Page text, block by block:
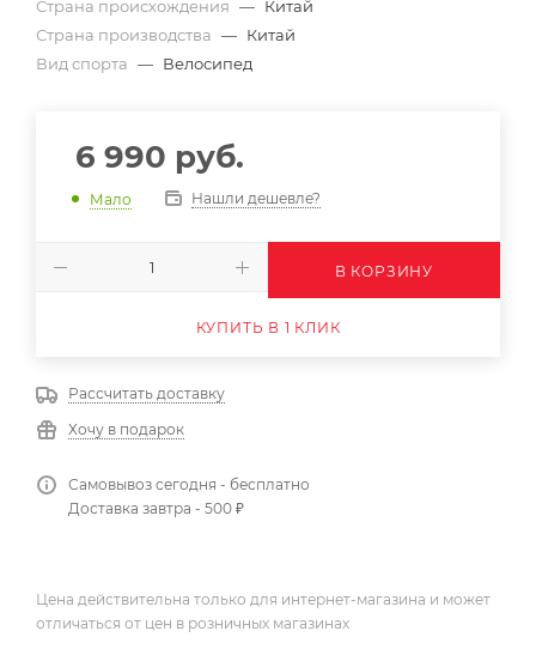
Страна происхождения — Китай
Страна производства — Китай
Вид спорта — Велосипед
6 990 руб.
Мало Нашли дешевле?
В КОРЗИНУ
КУПИТЬ В 1 КЛИК
Рассчитать доставку
Хочу в подарок
Самовывоз сегодня - бесплатно
Доставка завтра - 500 ₽
Цена действительна только для интернет-магазина и может
отличаться от цен в розничных магазинах